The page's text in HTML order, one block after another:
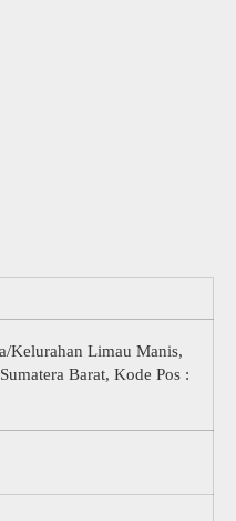
Kelurahan Limau Manis,
Barat, Kode Pos :